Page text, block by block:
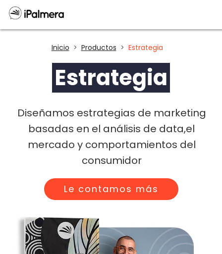
Inicio Productos Estrategia
Estrategia
Diseñamos estrategias de marketing
basadas en el análisis de data,el
mercado y comportamientos del
consumidor
Le contamos más